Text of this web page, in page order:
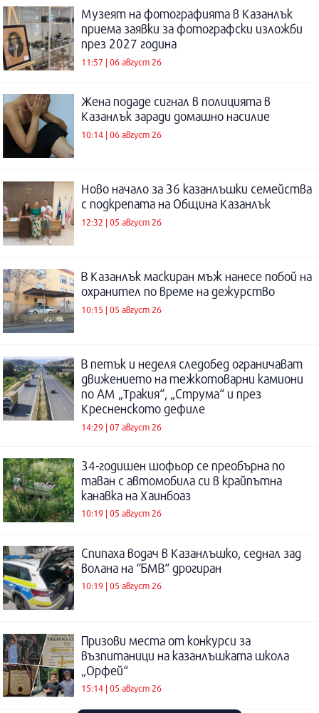
Музеят на фотографията в Казанлък
приема заявки за фотографски изложби
през 2027 година
11:57 | 06 август 26
Жена подаде сигнал в полицията в
Казанлък заради домашно насилие
10:14 | 06 август 26
Ново начало за 36 казанлъшки семейства
с подкрепата на Община Казанлък
12:32 | 05 август 26
В Казанлък маскиран мъж нанесе побой на
охранител по време на дежурство
10:15 | 05 август 26
В петък и неделя следобед ограничават
движението на тежкотоварни камиони
по АМ „Тракия“, „Струма“ и през
Кресненското дефиле
14:29 | 07 август 26
34-годишен шофьор се преобърна по
таван с автомобила си в крайпътна
канавка на Хаинбоаз
10:19 | 05 август 26
Спипаха водач в Казанлъшко, седнал зад
волана на “БМВ“ дрогиран
10:19 | 05 август 26
Призови места от конкурси за
възпитаници на казанлъшката школа
„Орфей“
15:14 | 05 август 26